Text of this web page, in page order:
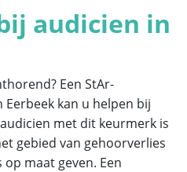
audicien in
Een StAr-
kan u helpen bij
met dit keurmerk is
gebied van gehoorverlies
maat geven. Een